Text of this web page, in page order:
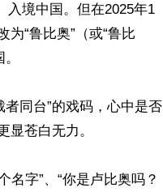
入境中国。但在2025年1
为“鲁比奥”（或“鲁比
同台”的戏码，心中是否
显苍白无力。
名字”、“你是卢比奥吗？